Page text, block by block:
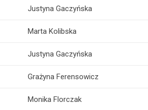
Justyna Gaczyńska
Marta Kolibska
Justyna Gaczyńska
Grażyna Ferensowicz
Monika Florczak